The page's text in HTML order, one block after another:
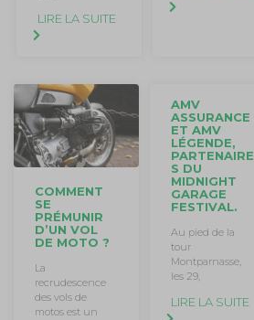
LIRE LA SUITE
COMMENT
SE
PRÉMUNIR
D’UN VOL
DE MOTO ?
La
recrudescence
des vols de
motos est un
AMV
ASSURANCE
ET AMV
LÉGENDE,
PARTENAIRE
S DU
MIDNIGHT
GARAGE
FESTIVAL.
Au pied de la
tour
Montparnasse,
les 29,
LIRE LA SUITE